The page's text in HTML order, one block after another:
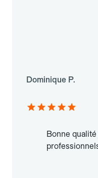
Dominique P.
Bonne